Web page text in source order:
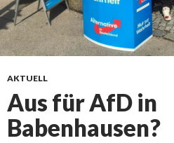
AKTUELL
Aus für AfD in
Babenhausen?